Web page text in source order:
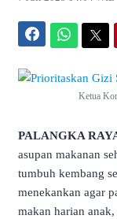
Ketua
PALANGKA
asupan makanan
tumbuh kembang
menekankan agar
makan harian